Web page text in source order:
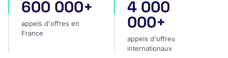
appels d'offres en France
600 000+
appels d'offres en
France
appels d'offres
4 000
000+
appels d'offres
internationaux